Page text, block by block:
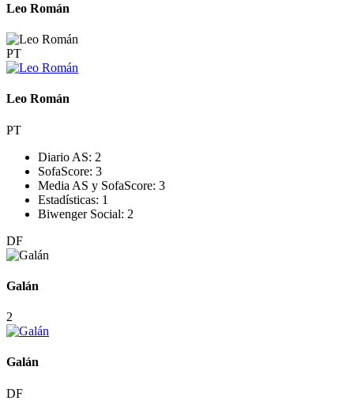
Leo Román
PT
Leo Román
PT
Diario AS: 2
SofaScore: 3
Media AS y SofaScore: 3
Estadísticas: 1
Biwenger Social: 2
DF
Galán
2
Galán
DF